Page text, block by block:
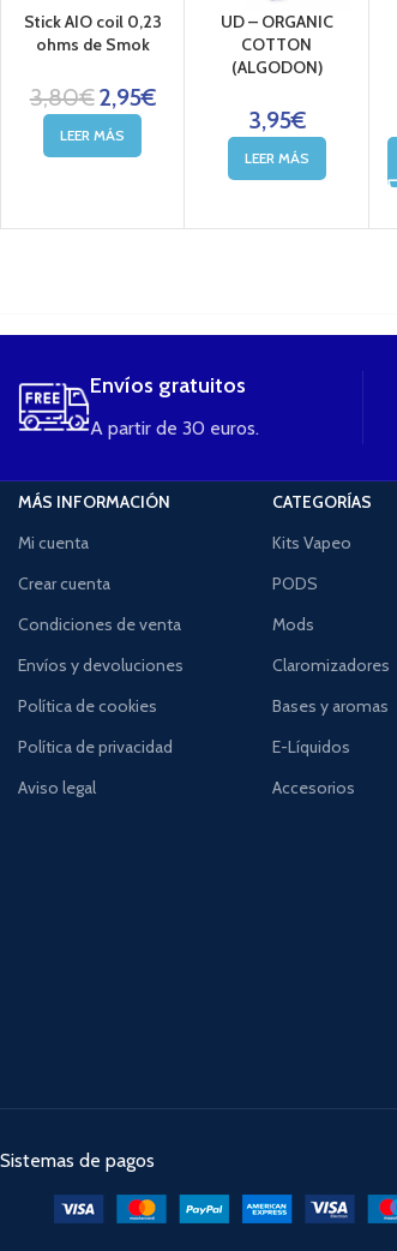
Stick AIO coil 0,23
ohms de Smok
3,80€2,95€
LEER MÁS
UD – ORGANIC
COTTON
(ALGODON)
3,95€
LEER MÁS
Envíos gratuitos
A partir de 30 euros.
MÁS INFORMACIÓN
Mi cuenta
Crear cuenta
Condiciones de venta
Envíos y devoluciones
Política de cookies
Política de privacidad
Aviso legal
CATEGORÍAS
Kits Vapeo
PODS
Mods
Claromizadores
Bases y aromas
E-Líquidos
Accesorios
Sistemas de pagos